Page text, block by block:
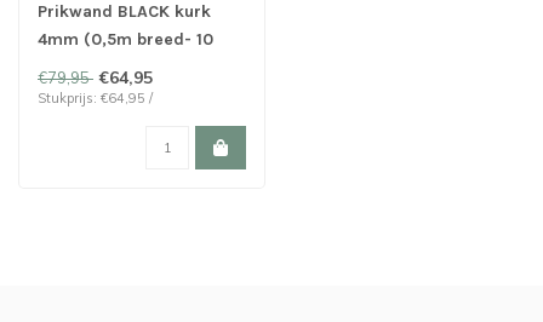
Prikwand BLACK kurk
4mm (0,5m breed- 10
meter lang)
€79,95 €64,95
Stukprijs: €64,95 /